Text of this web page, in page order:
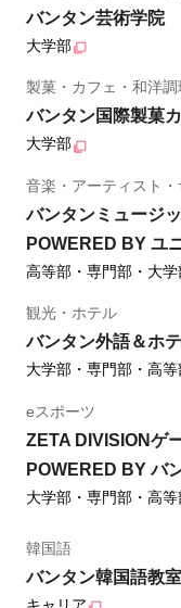
バンタン芸術学院
大学部
製菓・カフェ・和洋調
バンタン国際製菓
大学部
音楽・アーティスト
バンタンミュージ
POWERED BY ユ
高等部・専門部・大
観光・ホテル
バンタン外語＆ホ
大学部・専門部・高等
eスポーツ
ZETA DIVISIONゲ
POWERED BY バ
大学部・専門部・高等
韓国語
バンタン韓国語教室